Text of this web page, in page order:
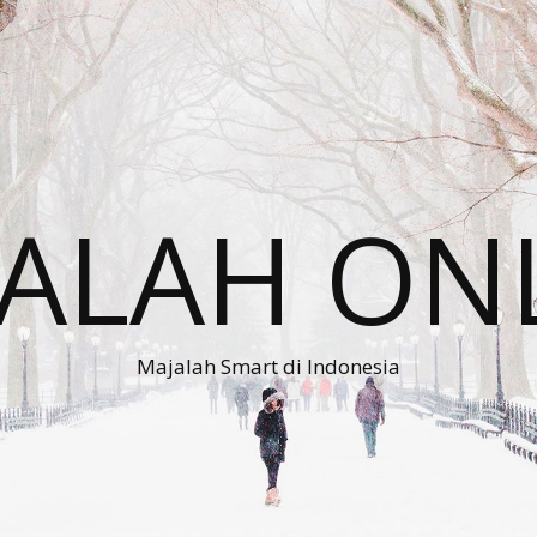
Majalah Smart di Indonesia